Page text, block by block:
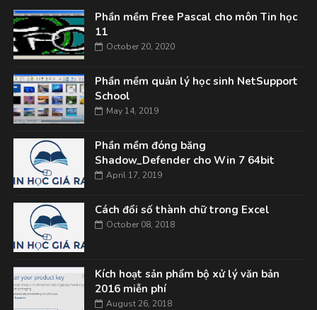
Phần mềm Free Pascal cho môn Tin học
11
October 20, 2020
Phần mềm quản lý học sinh NetSupport
School
May 14, 2019
Phần mềm đóng băng
Shadow_Defender cho Win 7 64bit
April 17, 2019
Cách đổi số thành chữ trong Excel
October 08, 2018
Kích hoạt sản phẩm bộ xử lý văn bản
2016 miễn phí
August 26, 2018